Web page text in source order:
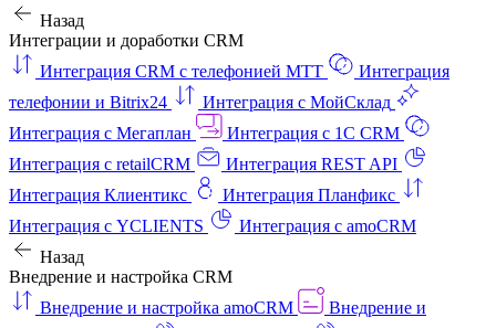
Назад
Интеграции и доработки CRM
Интеграция CRM с телефонией МТТ
Интеграция
телефонии и Bitrix24
Интеграция с МойСклад
Интеграция с Мегаплан
Интеграция с 1C CRM
Интеграция с retailCRM
Интеграция REST API
Интеграция Клиентикс
Интеграция Планфикс
Интеграция с YCLIENTS
Интеграция с amoCRM
Назад
Внедрение и настройка CRM
Внедрение и настройка amoCRM
Внедрение и